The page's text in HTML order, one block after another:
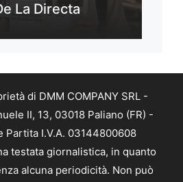
La Directa
di DMM COMPANY SRL -
II, 13, 03018 Paliano (FR) -
Partita I.V.A. 03144800608
testata giornalistica, in quanto
alcuna periodicità. Non può